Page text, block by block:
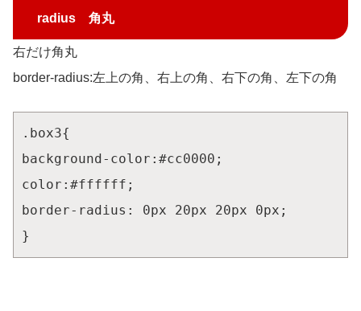
radius 角丸
右だけ角丸
border-radius:左上の角、右上の角、右下の角、左下の角
.box3{
background-color:#cc0000;
color:#ffffff;
border-radius: 0px 20px 20px 0px;
}